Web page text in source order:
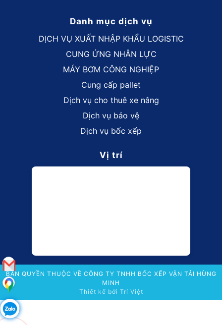
Danh mục dịch vụ
DỊCH VỤ XUẤT NHẬP KHẨU LOGISTIC
CUNG ỨNG NHÂN LỰC
MÁY BƠM CÔNG NGHIỆP
Cung cấp pallet
Dịch vụ cho thuê xe nâng
Dịch vụ bảo vệ
Dịch vụ bốc xếp
Vị trí
BẢN QUYỀN THUỘC VỀ CÔNG TY TNHH BỐC XẾP VẬN TẢI HÙNG
MINH
Thiết kế bởi Trí Việt